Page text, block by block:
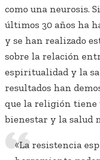
como una neurosis.
últimos 30 años ha
y se han realizado
sobre la relación
espiritualidad y la
resultados han
que la religión tiene
bienestar y la salud
«La resistencia